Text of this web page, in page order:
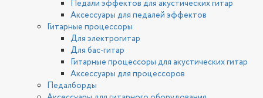
Педали эффектов для акустических гитар
Аксессуары для педалей эффектов
Гитарные процессоры
Для электрогитар
Для бас-гитар
Гитарные процессоры для акустических гитар
Аксессуары для процессоров
Педалборды